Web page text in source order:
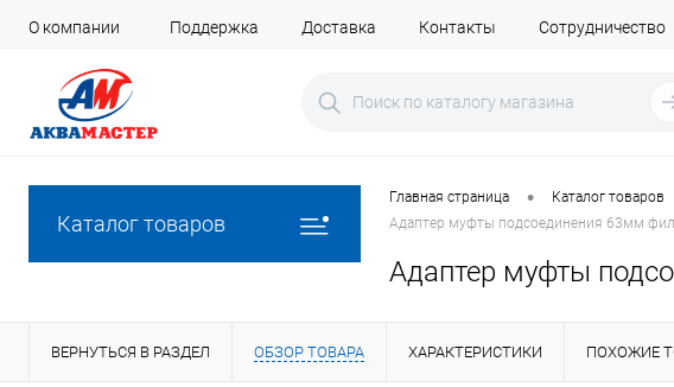
О компании Поддержка Доставка Контакты Сотрудничество
Каталог товаров
Главная страница • Каталог товаров
Адаптер муфты подсоединения 63мм
Адаптер муфты
ВЕРНУТЬСЯ В РАЗДЕЛ ОБЗОР ТОВАРА ХАРАКТЕРИСТИКИ ПОХОЖИЕ